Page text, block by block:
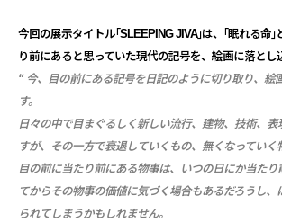
今回の展示タイトル｢SLEEPING JIVA｣は、｢眠れる命｣
り前にあると思っていた現代の記号を、 絵画に落とし
“ 今、目の前にある記号を日記のように切り取り、 絵
す。
日々の中で目まぐるしく新しい流行、建物、技術、 表
すが、その一方で衰退していくもの、 無くなっていく
目の前に当たり前にある物事は、
いつの日にか当たり
てからその物事の価値に気づく場合もあるだろうし、
られてしまうかもしれません。